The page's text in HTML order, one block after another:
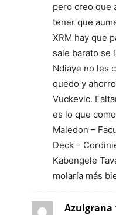
pero creo que
tener que
XRM hay que
sale barato se
Ndiaye no les
quedo y
Vuckevic.
es lo que
Maledon –
Deck –
Kabengele
molaría más
Azulgrana